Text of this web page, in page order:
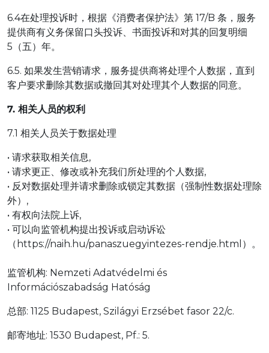
6.4在处理投诉时，根据《消费者保护法》第 17/B 条，服务
提供商有义务保留口头投诉、书面投诉和对其的回复明细
5（五）年。
6.5. 如果发生营销请求，服务提供商将处理个人数据，直到
客户要求删除其数据或撤回其对处理其个人数据的同意。
7. 相关人员的权利
7.1 相关人员关于数据处理
• 请求获取相关信息,
• 请求更正、修改或补充我们所处理的个人数据,
• 反对数据处理并请求删除或锁定其数据（强制性数据处理除
外）,
• 有权向法院上诉,
• 可以向监管机构提出投诉或启动诉讼
（https://naih.hu/panaszuegyintezes-rendje.html）。
监管机构: Nemzeti Adatvédelmi és
Információszabadság Hatóság
总部: 1125 Budapest, Szilágyi Erzsébet fasor 22/c.
邮寄地址: 1530 Budapest, Pf.: 5.